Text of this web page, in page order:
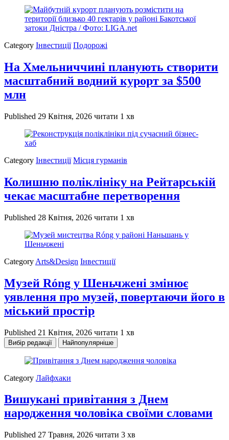
Category Інвестиції Подорожі
На Хмельниччині планують створити
масштабний водний курорт за $500
млн
Published 29 Квітня, 2026 читати 1 хв
Category Інвестиції Місця гурманів
Колишню поліклініку на Рейтарській
чекає масштабне перетворення
Published 28 Квітня, 2026 читати 1 хв
Category Arts&Design Інвестиції
Музей Róng у Шеньчжені змінює
уявлення про музей, повертаючи його в
міський простір
Published 21 Квітня, 2026 читати 1 хв
Вибір редакції Найпопулярніше
Category Лайфхаки
Вишукані привітання з Днем
народження чоловіка своїми словами
Published 27 Травня, 2026 читати 3 хв